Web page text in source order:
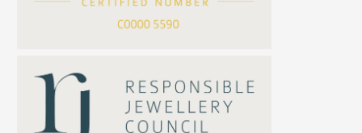
公司名稱
聯絡電話
方假繩鏈系列